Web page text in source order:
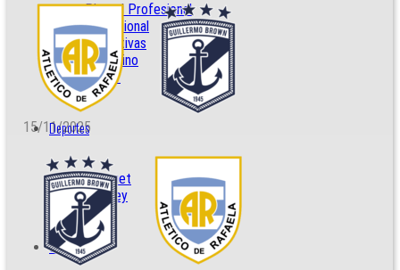
Plantel Profesional
Profesional
Formativas
Femenino
Senior
Deportes
Básquet
Hockey
Socios
15/11/2025